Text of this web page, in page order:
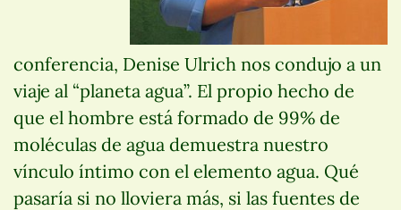
conferencia, Denise Ulrich nos condujo a un
viaje al “planeta agua”. El propio hecho de
que el hombre está formado de 99% de
moléculas de agua demuestra nuestro
vínculo íntimo con el elemento agua. Qué
pasaría si no lloviera más, si las fuentes de